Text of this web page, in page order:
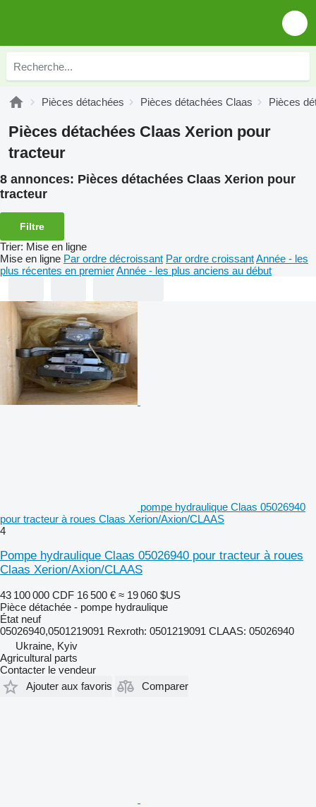
Pièces détachées Pièces détachées Claas Pièces
Pièces détachées Claas Xerion pour
tracteur
8 annonces: Pièces détachées Claas Xerion pour
tracteur
Filtre
Trier: Mise en ligne
Mise en ligne Par ordre décroissant Par ordre croissantAnnée - les
plus récentes en premierAnnée - les plus anciens au début
pompe hydraulique Claas 05026940
pour tracteur à roues Claas Xerion/Axion/CLAAS
4
Pompe hydraulique Claas 05026940 pour tracteur à roues
Claas Xerion/Axion/CLAAS
43 100 000 CDF 16 500 € ≈ 19 060 $US
Pièce détachée - pompe hydraulique
État neuf
05026940,0501219091 Rexroth: 0501219091 CLAAS: 05026940
Ukraine, Kyiv
Agricultural parts
Contacter le vendeur
Ajouter aux favoris
Comparer